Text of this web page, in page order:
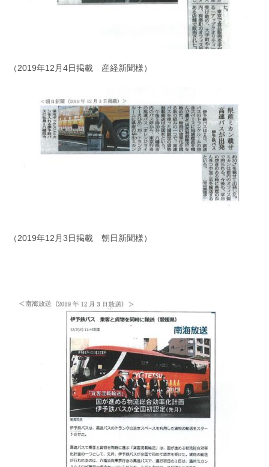
（2019年12月4日掲載 産経新聞様）
（2019年12月3日掲載 朝日新聞様）